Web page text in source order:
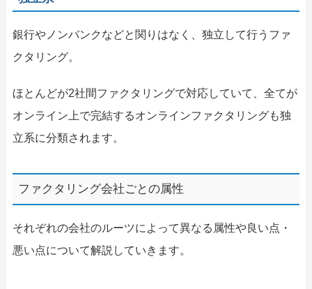
銀行やノンバンクなどと関りはなく、独立して行うファ
クタリング。
ほとんどが2社間ファクタリングで対応していて、全てが
オンライン上で完結するオンラインファクタリングも独
立系に分類されます。
ファクタリング会社ごとの属性
それぞれの会社のルーツによって異なる属性や良い点・
悪い点について解説していきます。